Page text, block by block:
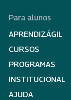
Para alunos
APRENDIZÁGIL
CURSOS
PROGRAMAS
INSTITUCIONAL
AJUDA